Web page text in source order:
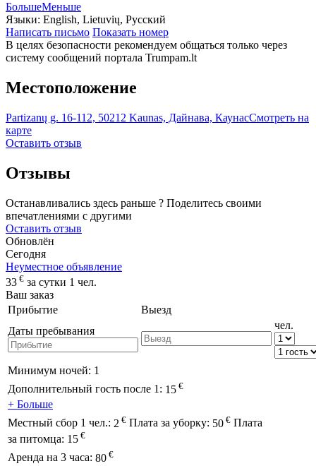
БольшеМеньше
Языки: English, Lietuvių, Русский
Написать письмо Показать номер
В целях безопасности рекомендуем общаться только через
систему сообщений портала Trumpam.lt
Местоположение
Partizanų g. 16-112, 50212 Kaunas, Дайнава, КаунасСмотреть на
карте
Оставить отзыв
Отзывы
Останавливались здесь раньше ? Поделитесь своими
впечатлениями с другими
Оставить отзыв
Обновлён
Сегодня
Неуместное объявление
33 € за сутки 1 чел.
Ваш заказ
Прибытие
Выезд
Даты пребывания
чел.
Минимум ночей: 1
Дополнительный гость после 1: 15 €
+ Больше
Местный сбор 1 чел.: 2 € Плата за уборку: 50 € Плата
за питомца: 15 €
Аренда на 3 часа: 80 €